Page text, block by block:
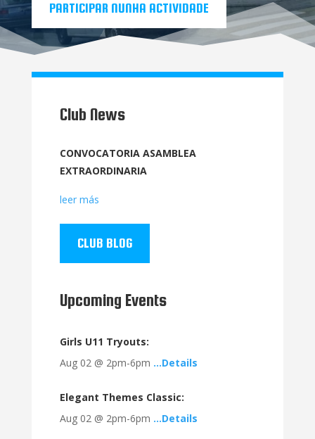
PARTICIPAR NUNHA ACTIVIDADE
Club News
CONVOCATORIA ASAMBLEA
EXTRAORDINARIA
leer más
CLUB BLOG
Upcoming Events
Girls U11 Tryouts:
Aug 02 @ 2pm-6pm …Details
Elegant Themes Classic:
Aug 02 @ 2pm-6pm …Details